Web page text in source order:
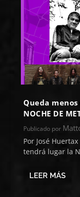
Queda
NOCHE DE
Publicado por
Por José
tendrá lugar la
LEER MÁS